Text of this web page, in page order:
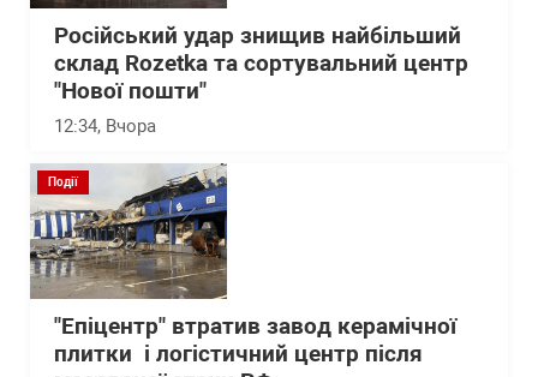
Російський удар знищив найбільший
склад Rozetka та сортувальний центр
"Нової пошти"
12:34, Вчора
Події
"Епіцентр" втратив завод керамічної
плитки і логістичний центр після